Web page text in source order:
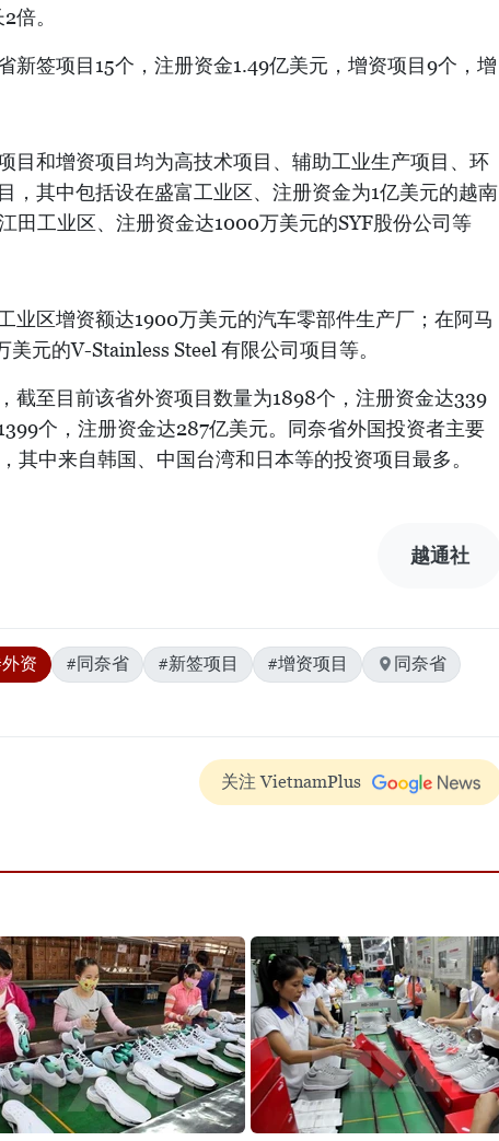
倍。
新签项目15个，注册资金1.49亿美元，增资项目9个，增
目和增资项目均为高技术项目、辅助工业生产项目、环
，其中包括设在盛富工业区、注册资金为1亿美元的越南
田工业区、注册资金达1000万美元的SYF股份公司等
业区增资额达1900万美元的汽车零部件生产厂；在阿马
元的V-Stainless Steel 有限公司项目等。
截至目前该省外资项目数量为1898个，注册资金达339
个，注册资金达287亿美元。同奈省外国投资者主要
其中来自韩国、中国台湾和日本等的投资项目最多。
越通社
资 #同奈省 #新签项目 #增资项目
同奈省
关注 VietnamPlus